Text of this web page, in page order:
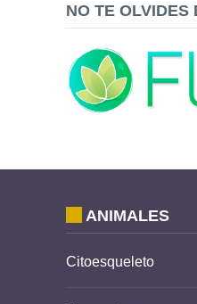
NO TE OLVIDES
ANIMALES
Citoesqueleto